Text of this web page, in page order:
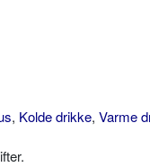
, Kolde drikke, Varme